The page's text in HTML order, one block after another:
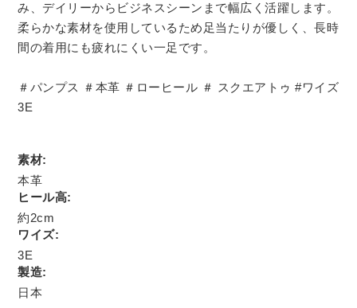
み、デイリーからビジネスシーンまで幅広く活躍します。
柔らかな素材を使用しているため足当たりが優しく、長時
間の着用にも疲れにくい一足です。
＃パンプス ＃本革 ＃ローヒール ＃ スクエアトゥ #ワイズ
3E
素材:
本革
ヒール高:
約2cm
ワイズ:
3E
製造:
日本